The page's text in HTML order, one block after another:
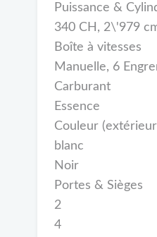
Puissance &
340 CH, 2\'979
Boîte à vitesses
Manuelle, 6
Carburant
Essence
Couleur
blanc
Noir
Portes & Sièges
2
4